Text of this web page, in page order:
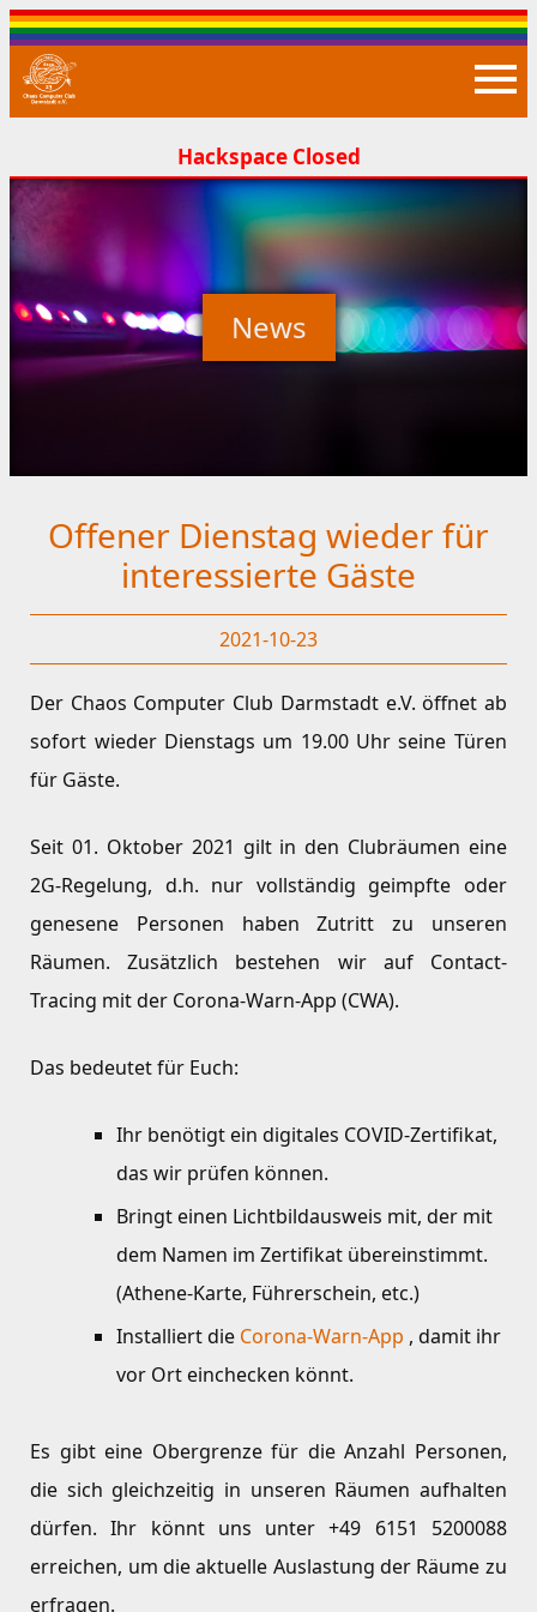
Closed
News
Offener Dienstag wieder für
interessierte Gäste
2021-10-23
Der Chaos Computer Club Darmstadt e.V. öffnet ab
sofort wieder Dienstags um 19.00 Uhr seine Türen
für Gäste.
Seit 01. Oktober 2021 gilt in den Clubräumen eine
2G-Regelung, d.h. nur vollständig geimpfte oder
genesene Personen haben Zutritt zu unseren
Räumen. Zusätzlich bestehen wir auf Contact-
Tracing mit der Corona-Warn-App (CWA).
Das bedeutet für Euch:
Ihr benötigt ein digitales COVID-Zertifikat,
das wir prüfen können.
Bringt einen Lichtbildausweis mit, der mit
dem Namen im Zertifikat übereinstimmt.
(Athene-Karte, Führerschein, etc.)
Installiert die Corona-Warn-App , damit ihr
vor Ort einchecken könnt.
Es gibt eine Obergrenze für die Anzahl Personen,
die sich gleichzeitig in unseren Räumen aufhalten
dürfen. Ihr könnt uns unter+49 6151 5200088
erreichen, um die aktuelle Auslastung der Räume zu
erfragen.